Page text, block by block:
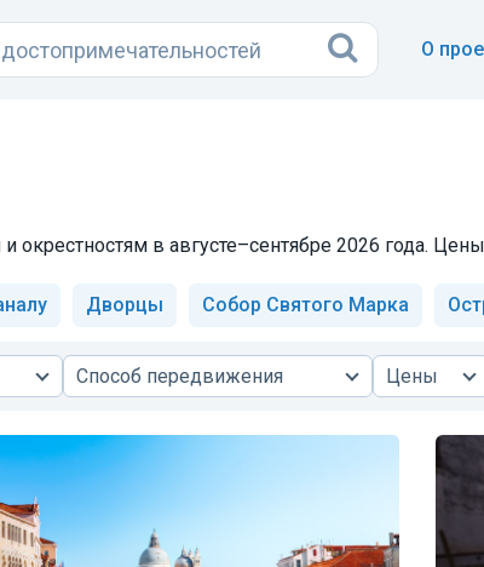
О
в августе–сентябре 2026 года.
Дворцы Собор Святого Марка
Способ передвижения Цены